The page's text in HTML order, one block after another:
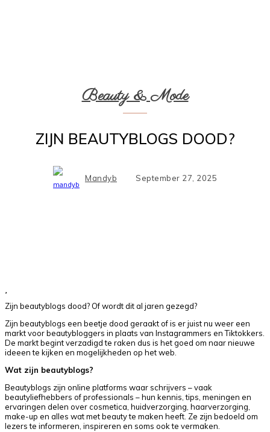
Beauty & Mode
ZIJN BEAUTYBLOGS DOOD?
Mandyb September 27, 2025
Zijn beautyblogs dood? Of wordt dit al jaren gezegd?
Zijn beautyblogs een beetje dood geraakt of is er juist nu weer een
markt voor beautybloggers in plaats van Instagrammers en Tiktokkers.
De markt begint verzadigd te raken dus is het goed om naar nieuwe
ideeen te kijken en mogelijkheden op het web.
Wat zijn beautyblogs?
Beautyblogs zijn online platforms waar schrijvers – vaak
beautyliefhebbers of professionals – hun kennis, tips, meningen en
ervaringen delen over cosmetica, huidverzorging, haarverzorging,
make-up en alles wat met beauty te maken heeft. Ze zijn bedoeld om
lezers te informeren, inspireren en soms ook te vermaken.